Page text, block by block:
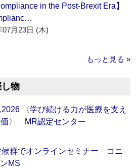
in the Post-Brexit Era】
07月23日 (木)
もっと見る »
物
〈学び続ける力が医療を支え
〉 MR認定センター
候群でオンラインセミナー コニ
MS